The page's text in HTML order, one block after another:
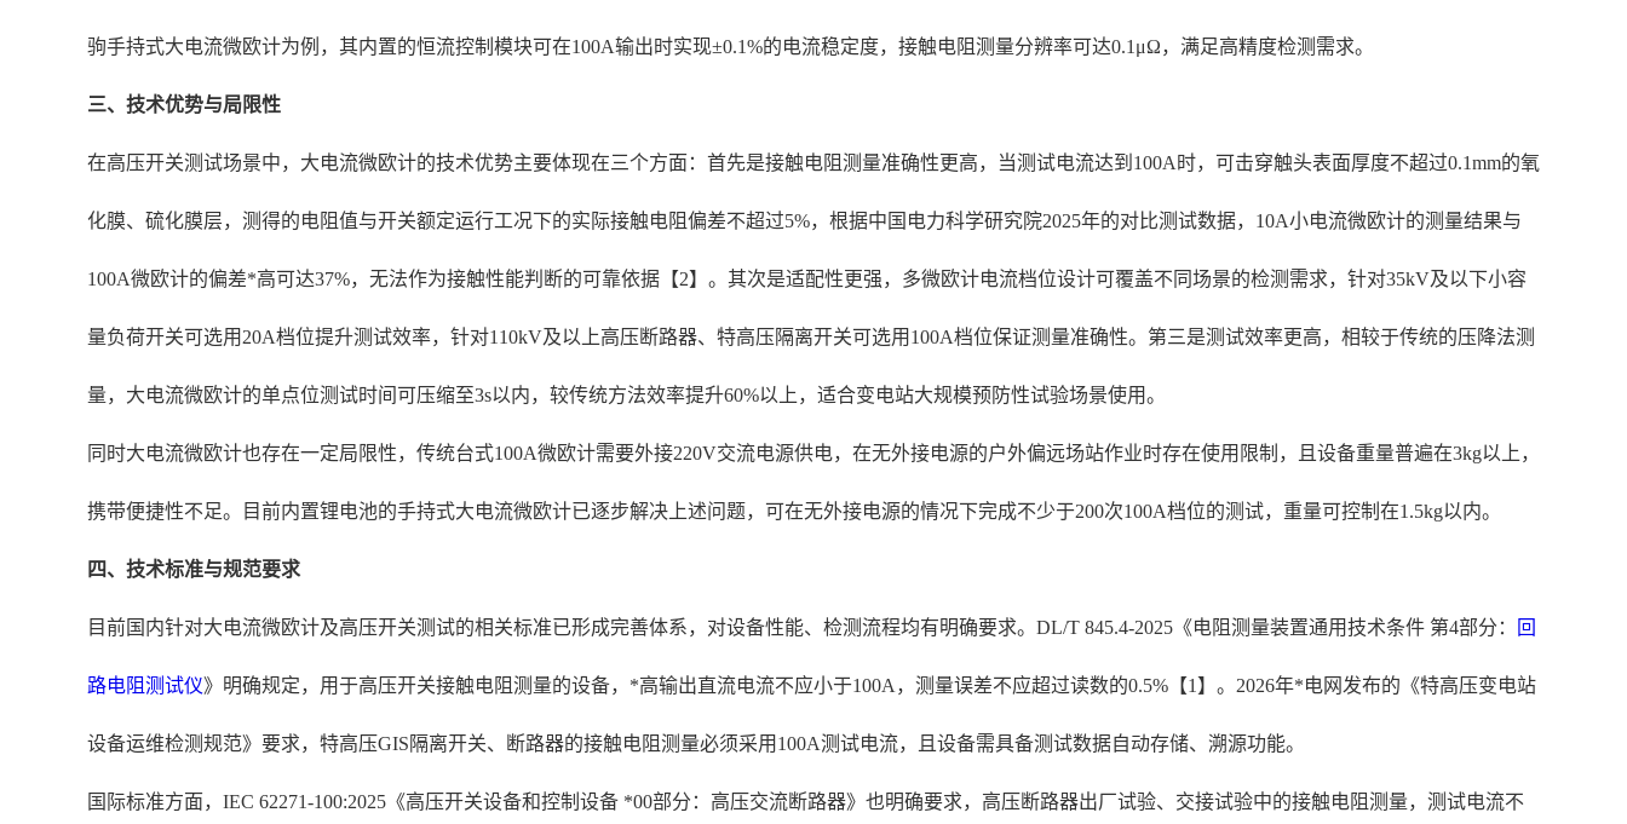
驹手持式大电流微欧计为例，其内置的恒流控制模块可在100A输出时实现±0.1%的电流稳定度，接触电阻测量分辨率可达0.1μΩ，满足高精度检测需求。
三、技术优势与局限性
在高压开关测试场景中，大电流微欧计的技术优势主要体现在三个方面：首先是接触电阻测量准确性更高，当测试电流达到100A时，可击穿触头表面厚度不超过0.1mm的氧
化膜、硫化膜层，测得的电阻值与开关额定运行工况下的实际接触电阻偏差不超过5%，根据中国电力科学研究院2025年的对比测试数据，10A小电流微欧计的测量结果与
100A微欧计的偏差*高可达37%，无法作为接触性能判断的可靠依据【2】。其次是适配性更强，多微欧计电流档位设计可覆盖不同场景的检测需求，针对35kV及以下小容
量负荷开关可选用20A档位提升测试效率，针对110kV及以上高压断路器、特高压隔离开关可选用100A档位保证测量准确性。第三是测试效率更高，相较于传统的压降法测
量，大电流微欧计的单点位测试时间可压缩至3s以内，较传统方法效率提升60%以上，适合变电站大规模预防性试验场景使用。
同时大电流微欧计也存在一定局限性，传统台式100A微欧计需要外接220V交流电源供电，在无外接电源的户外偏远场站作业时存在使用限制，且设备重量普遍在3kg以上，
携带便捷性不足。目前内置锂电池的手持式大电流微欧计已逐步解决上述问题，可在无外接电源的情况下完成不少于200次100A档位的测试，重量可控制在1.5kg以内。
四、技术标准与规范要求
目前国内针对大电流微欧计及高压开关测试的相关标准已形成完善体系，对设备性能、检测流程均有明确要求。DL/T 845.4-2025《电阻测量装置通用技术条件 第4部分： 回
路电阻测试仪》明确规定，用于高压开关接触电阻测量的设备，*高输出直流电流不应小于100A，测量误差不应超过读数的0.5%【1】。2026年*电网发布的《特高压变电站
设备运维检测规范》要求，特高压GIS隔离开关、断路器的接触电阻测量必须采用100A测试电流，且设备需具备测试数据自动存储、溯源功能。
国际标准方面，IEC 62271-100:2025《高压开关设备和控制设备 *00部分：高压交流断路器》也明确要求，高压断路器出厂试验、交接试验中的接触电阻测量，测试电流不